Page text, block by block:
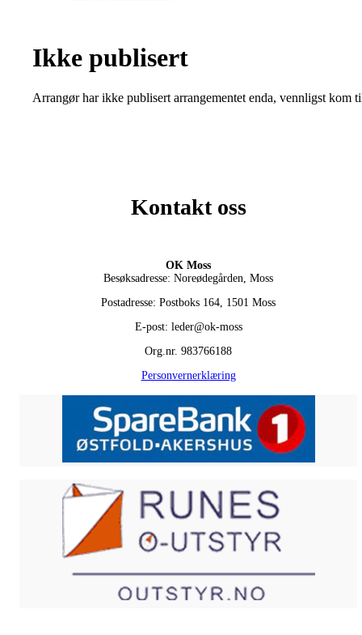
Ikke publisert
Arrangør har ikke publisert arrangementet enda, vennligst kom
Kontakt oss
OK Moss
Besøksadresse: Noreødegården, Moss
Postadresse: Postboks 164, 1501 Moss
E-post: leder@ok-moss
Org.nr. 983766188
Personvernerklæring